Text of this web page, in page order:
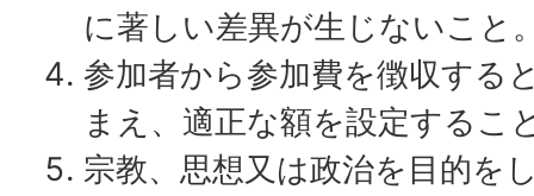
に著しい差異が生じないこと
参加者から参加費を徴収する
まえ、適正な額を設定するこ
宗教、思想又は政治を目的を